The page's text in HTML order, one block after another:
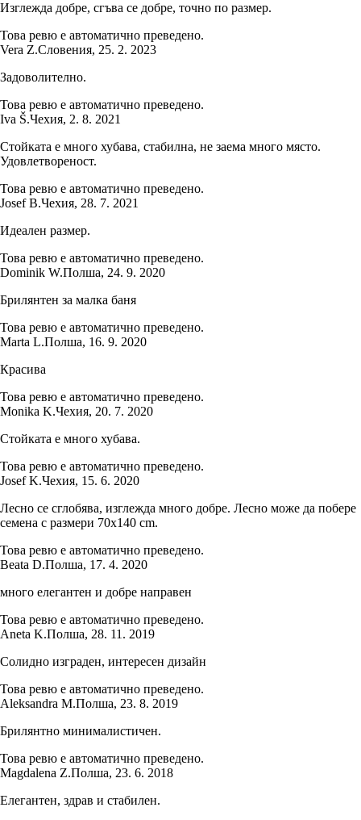
Изглежда добре, сгъва се добре, точно по размер.
Това ревю е автоматично преведено.
Vera Z.Словения, 25. 2. 2023
Задоволително.
Това ревю е автоматично преведено.
Iva Š.Чехия, 2. 8. 2021
Стойката е много хубава, стабилна, не заема много място.
Удовлетвореност.
Това ревю е автоматично преведено.
Josef B.Чехия, 28. 7. 2021
Идеален размер.
Това ревю е автоматично преведено.
Dominik W.Полша, 24. 9. 2020
Брилянтен за малка баня
Това ревю е автоматично преведено.
Marta L.Полша, 16. 9. 2020
Красива
Това ревю е автоматично преведено.
Monika K.Чехия, 20. 7. 2020
Стойката е много хубава.
Това ревю е автоматично преведено.
Josef K.Чехия, 15. 6. 2020
Лесно се сглобява, изглежда много добре. Лесно може да побере
семена с размери 70x140 cm.
Това ревю е автоматично преведено.
Beata D.Полша, 17. 4. 2020
много елегантен и добре направен
Това ревю е автоматично преведено.
Aneta K.Полша, 28. 11. 2019
Солидно изграден, интересен дизайн
Това ревю е автоматично преведено.
Aleksandra M.Полша, 23. 8. 2019
Брилянтно минималистичен.
Това ревю е автоматично преведено.
Magdalena Z.Полша, 23. 6. 2018
Елегантен, здрав и стабилен.